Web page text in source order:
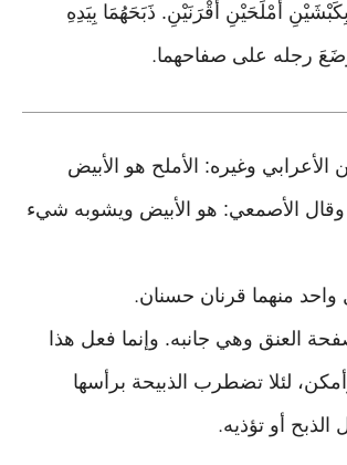
أَمْلَحَيْنِ أَقْرَنَيْنِ. ذَبَحَهُمَا بِيَدِهِ
رجله على صفاحهما.
الأعرابي وغيره: الأملح هو الأبيض
وقال الأصمعي: هو الأبيض ويشوبه شيء
واحد منهما قرنان حسنان.
العنق وهي جانبه. وإنما فعل هذا
لئلا تضطرب الذبيحة برأسها
أو تؤذيه.